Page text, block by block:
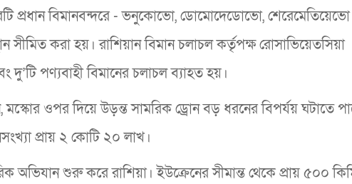
প্রধান বিমানবন্দরে - ভনুকোভো, ডোমোদেডোভো,
সীমিত করা হয়। রাশিয়ান বিমান চলাচল কর্তৃপক্ষ রোসাভিয়েতসিয়া
দু’টি পণ্যবাহী বিমানের চলাচল ব্যাহত হয়।
মস্কোর ওপর দিয়ে উড়ন্ত সামরিক ড্রোন বড় ধরনের বিপর্যয় ঘটাতে
প্রায় ২ কোটি ২০ লাখ।
অভিযান শুরু করে রাশিয়া। ইউক্রেনের সীমান্ত থেকে প্রায় ৫০০